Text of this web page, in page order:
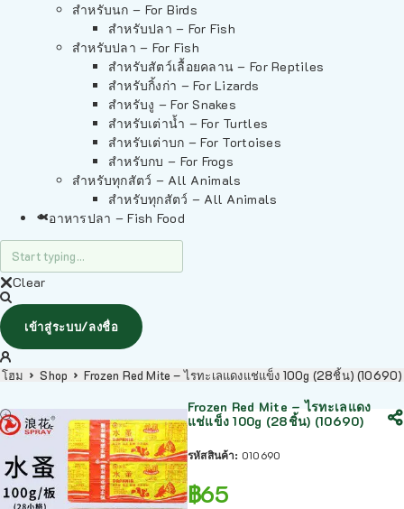
สำหรับนก – For Birds
สำหรับปลา – For Fish
สำหรับปลา – For Fish
สำหรับสัตว์เลื้อยคลาน – For Reptiles
สำหรับกิ้งก่า – For Lizards
สำหรับงู – For Snakes
สำหรับเต่าน้ำ – For Turtles
สำหรับเต่าบก – For Tortoises
สำหรับกบ – For Frogs
สำหรับทุกสัตว์ – All Animals
สำหรับทุกสัตว์ – All Animals
อาหารปลา – Fish Food
Clear
เข้าสู่ระบบ/ลงชื่อ
โฮม Shop Frozen Red Mite – ไรทะเลแดงแช่แข็ง 100g (28ชิ้น) (10690)
Frozen Red Mite – ไรทะเลแดง
แช่แข็ง 100g (28ชิ้น) (10690)
รหัสสินค้า: 010690
฿65